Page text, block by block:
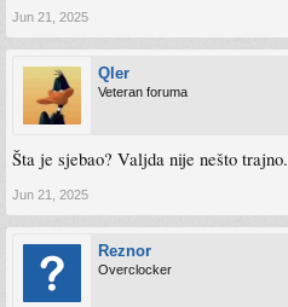
Jun 21, 2025
Qler
Veteran foruma
Šta je sjebao? Valjda nije nešto trajno.
Jun 21, 2025
Reznor
Overclocker